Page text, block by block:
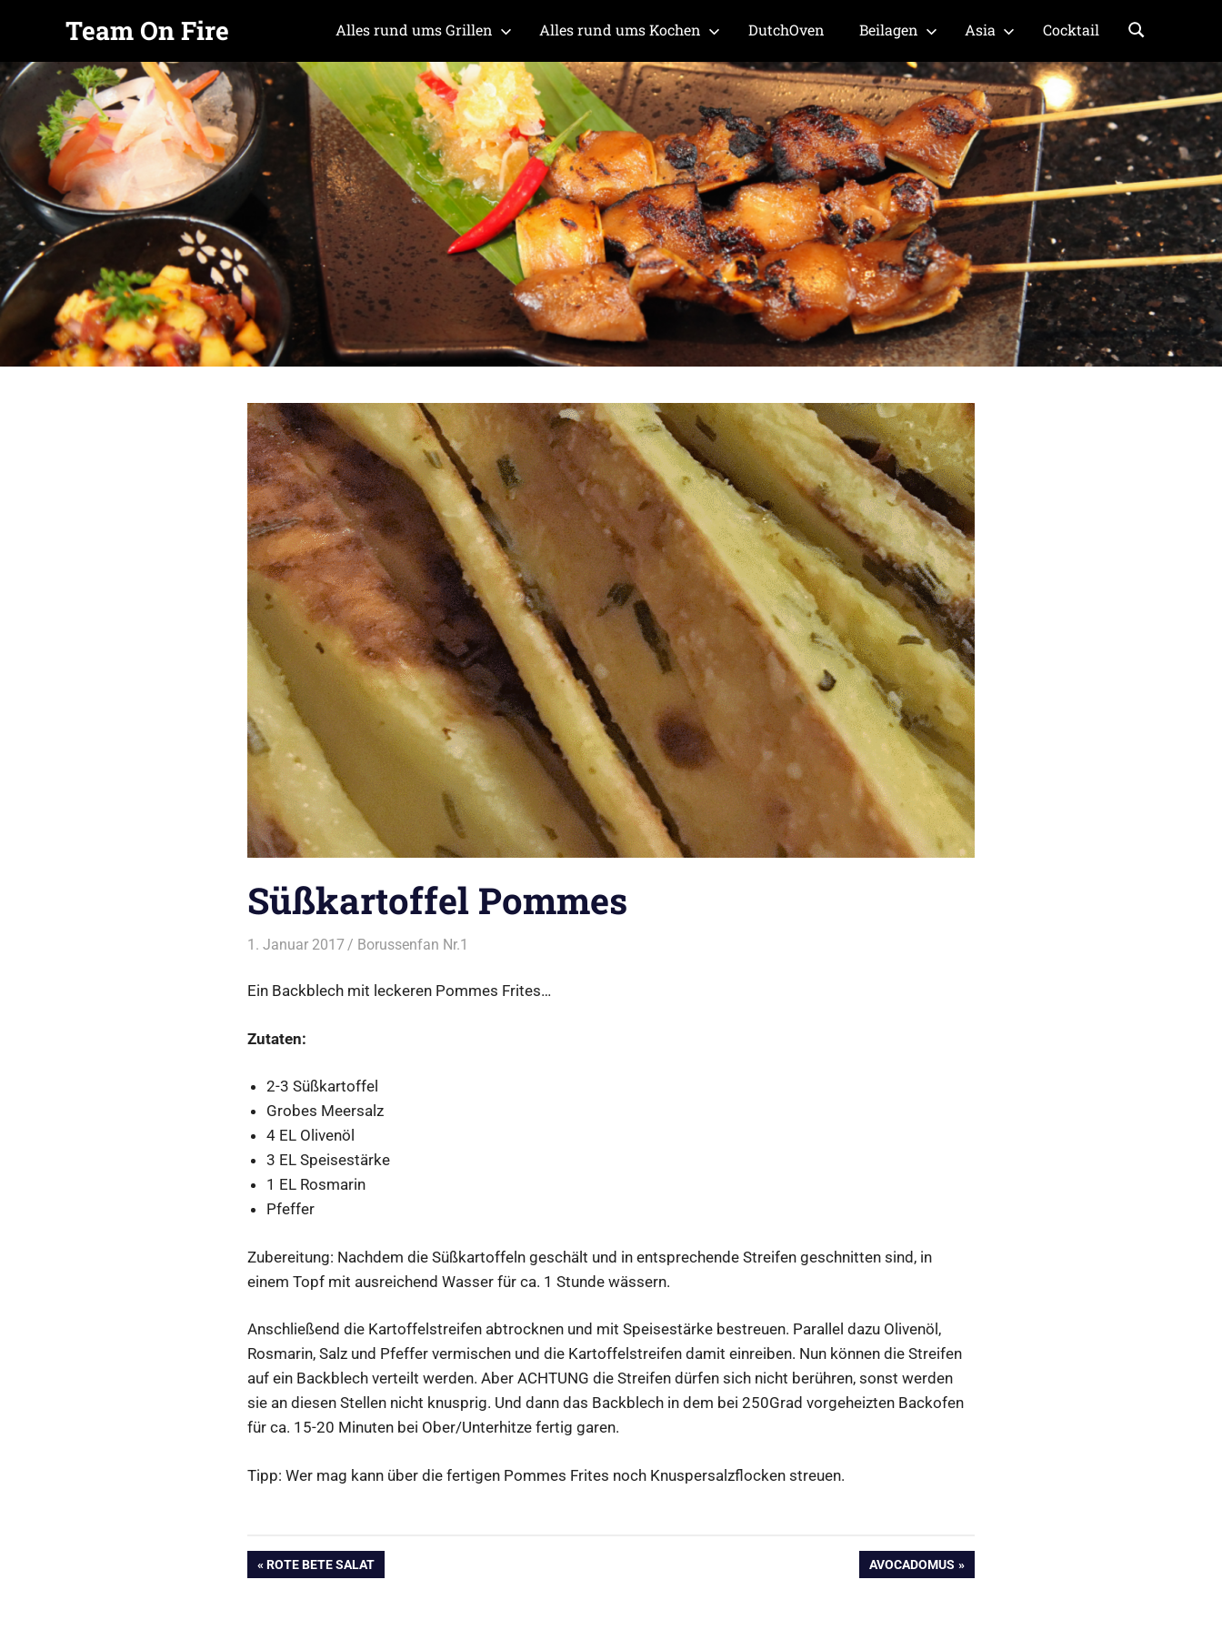
Zum
Inhalt
springen
Team On Fire
COOKING
SINCE
2015
Alles rund ums Grillen Alles rund ums Kochen DutchOven Beilagen Asia Cocktail
Süßkartoffel Pommes
1. Januar 2017 Borussenfan Nr.1
Ein Backblech mit leckeren Pommes Frites…
Zutaten:
2-3 Süßkartoffel
Grobes Meersalz
4 EL Olivenöl
3 EL Speisestärke
1 EL Rosmarin
Pfeffer
Zubereitung: Nachdem die Süßkartoffeln geschält und in entsprechende Streifen geschnitten sind, in
einem Topf mit ausreichend Wasser für ca. 1 Stunde wässern.
Anschließend die Kartoffelstreifen abtrocknen und mit Speisestärke bestreuen. Parallel dazu Olivenöl,
Rosmarin, Salz und Pfeffer vermischen und die Kartoffelstreifen damit einreiben. Nun können die Streifen
auf ein Backblech verteilt werden. Aber ACHTUNG die Streifen dürfen sich nicht berühren, sonst werden
sie an diesen Stellen nicht knusprig. Und dann das Backblech in dem bei 250Grad vorgeheizten Backofen
für ca. 15-20 Minuten bei Ober/Unterhitze fertig garen.
Tipp: Wer mag kann über die fertigen Pommes Frites noch Knuspersalzflocken streuen.
Beitragsnavigation
VORHERIGER
ROTE BETE SALAT
NÄCHSTER
AVOCADOMUS